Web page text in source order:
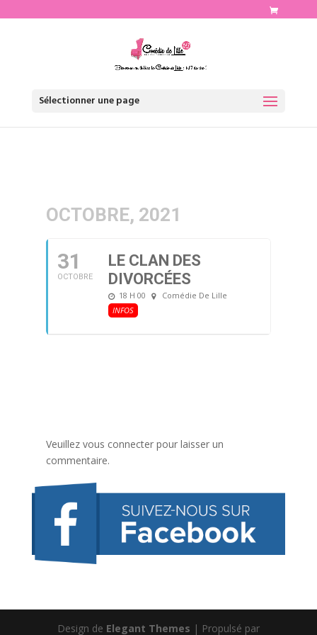
Sélectionner une page
OCTOBRE, 2021
31
OCTOBRE
LE CLAN DES
DIVORCÉES
18 H 00
Comédie De Lille
INFOS
Veuillez vous connecter pour laisser un
commentaire.
Design de Elegant Themes | Propulsé par